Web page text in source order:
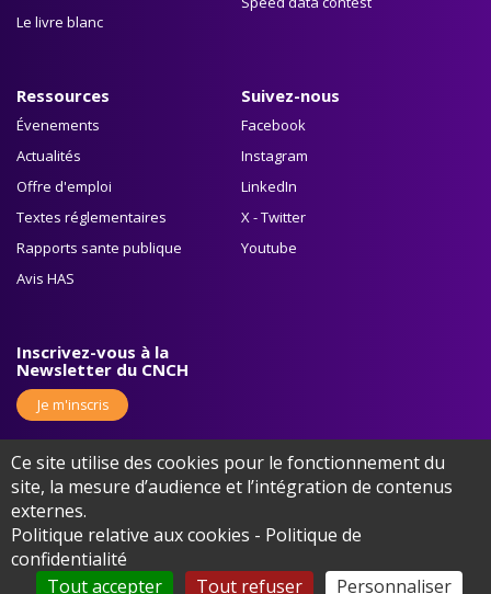
Le livre blanc
Ressources
Évenements
Actualités
Offre d'emploi
Textes réglementaires
Rapports sante publique
Avis HAS
Suivez-nous
Facebook
Instagram
LinkedIn
X - Twitter
Youtube
Inscrivez-vous à la
Newsletter du CNCH
Je m'inscris
©2026 Europa Organisation - Tous droits réservés
Mentions légales
Protection des données
Ce site utilise des cookies pour le fonctionnement du
site, la mesure d’audience et l’intégration de contenus
externes.
Politique relative aux cookies - Politique de
confidentialité
Tout accepter
Tout refuser Personnaliser